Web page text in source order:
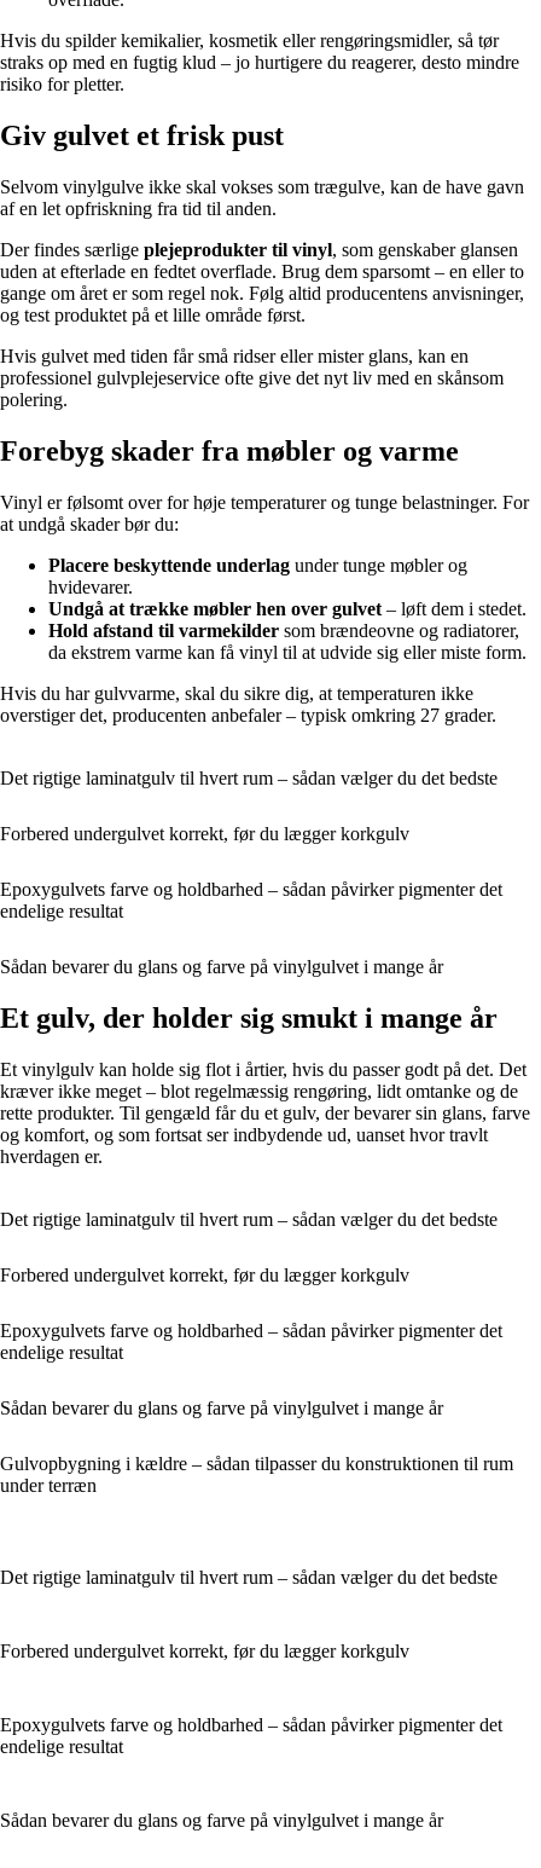
Hvis du spilder kemikalier, kosmetik eller rengøringsmidler, så tør
straks op med en fugtig klud – jo hurtigere du reagerer, desto mindre
risiko for pletter.
Giv gulvet et frisk pust
Selvom vinylgulve ikke skal vokses som trægulve, kan de have gavn
af en let opfriskning fra tid til anden.
Der findes særlige plejeprodukter til vinyl, som genskaber glansen
uden at efterlade en fedtet overflade. Brug dem sparsomt – en eller to
gange om året er som regel nok. Følg altid producentens anvisninger,
og test produktet på et lille område først.
Hvis gulvet med tiden får små ridser eller mister glans, kan en
professionel gulvplejeservice ofte give det nyt liv med en skånsom
polering.
Forebyg skader fra møbler og varme
Vinyl er følsomt over for høje temperaturer og tunge belastninger. For
at undgå skader bør du:
Placere beskyttende underlag under tunge møbler og
hvidevarer.
Undgå at trække møbler hen over gulvet – løft dem i stedet.
Hold afstand til varmekilder som brændeovne og radiatorer,
da ekstrem varme kan få vinyl til at udvide sig eller miste form.
Hvis du har gulvvarme, skal du sikre dig, at temperaturen ikke
overstiger det, producenten anbefaler – typisk omkring 27 grader.
Det rigtige laminatgulv til hvert rum – sådan vælger du det bedste
Forbered undergulvet korrekt, før du lægger korkgulv
Epoxygulvets farve og holdbarhed – sådan påvirker pigmenter det
endelige resultat
Sådan bevarer du glans og farve på vinylgulvet i mange år
Et gulv, der holder sig smukt i mange år
Et vinylgulv kan holde sig flot i årtier, hvis du passer godt på det. Det
kræver ikke meget – blot regelmæssig rengøring, lidt omtanke og de
rette produkter. Til gengæld får du et gulv, der bevarer sin glans, farve
og komfort, og som fortsat ser indbydende ud, uanset hvor travlt
hverdagen er.
Det rigtige laminatgulv til hvert rum – sådan vælger du det bedste
Forbered undergulvet korrekt, før du lægger korkgulv
Epoxygulvets farve og holdbarhed – sådan påvirker pigmenter det
endelige resultat
Sådan bevarer du glans og farve på vinylgulvet i mange år
Gulvopbygning i kældre – sådan tilpasser du konstruktionen til rum
under terræn
Det rigtige laminatgulv til hvert rum – sådan vælger du det bedste
Forbered undergulvet korrekt, før du lægger korkgulv
Epoxygulvets farve og holdbarhed – sådan påvirker pigmenter det
endelige resultat
Sådan bevarer du glans og farve på vinylgulvet i mange år